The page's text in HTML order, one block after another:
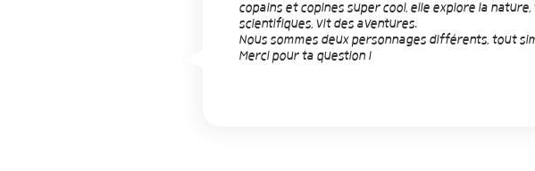
copains et copines super cool, elle explore la
scientifiques, vit des aventures.
Nous sommes deux personnages différents, tout
Merci pour ta question !